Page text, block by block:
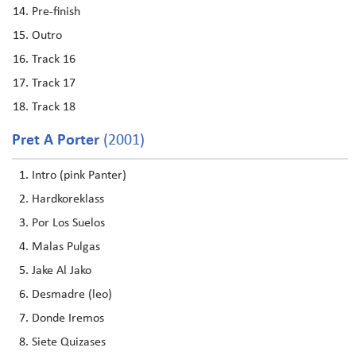
Pre-finish
Outro
Track 16
Track 17
Track 18
Pret A Porter (2001)
Intro (pink Panter)
Hardkoreklass
Por Los Suelos
Malas Pulgas
Jake Al Jako
Desmadre (leo)
Donde Iremos
Siete Quizases